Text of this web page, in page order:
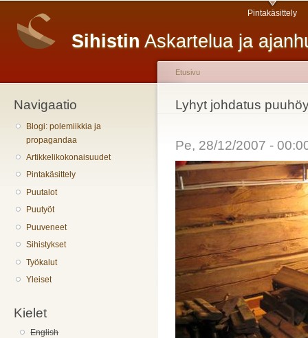
Sihistin Askartelua ja
Pintakäsittely
Navigaatio
Blogi: polemiikkia ja
propagandaa
Artikkelikokonaisuudet
Pintakäsittely
Puutalot
Puutyöt
Puuveneet
Sihistykset
Työkalut
Yleiset
Kielet
English
Olet täällä
Etusivu
Lyhyt johdatus
Pe, 28/12/2007 -